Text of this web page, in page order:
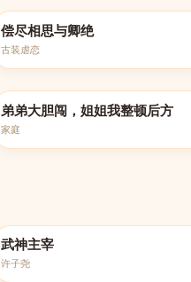
偿尽相思与卿绝
古装虐恋
弟弟大胆闯，姐姐我整顿后方
家庭
武神主宰
许子尧